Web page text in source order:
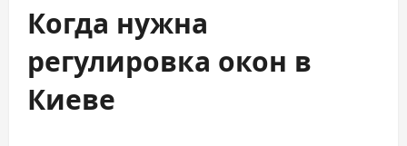
Когда нужна
регулировка окон в
Киеве